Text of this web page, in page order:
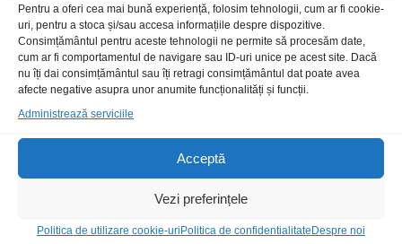
Pentru a oferi cea mai bună experiență, folosim tehnologii, cum ar fi cookie-
uri, pentru a stoca și/sau accesa informațiile despre dispozitive.
Consimțământul pentru aceste tehnologii ne permite să procesăm date,
cum ar fi comportamentul de navigare sau ID-uri unice pe acest site. Dacă
nu îți dai consimțământul sau îți retragi consimțământul dat poate avea
afecte negative asupra unor anumite funcționalități și funcții.
Administrează serviciile
Acceptă
Vezi preferințele
Politica de utilizare cookie-uri Politica de confidentialitate Despre noi
Intrerupator pe fir cu adaptor
30cm
ON-OFF 16A 250Vac verde
iluminat IP65
18,00